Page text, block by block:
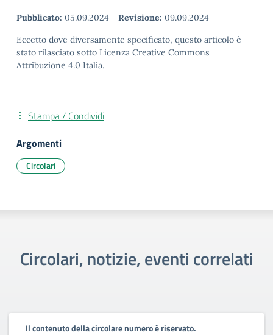
Pubblicato: 05.09.2024 - Revisione: 09.09.2024
Eccetto dove diversamente specificato, questo articolo è
stato rilasciato sotto Licenza Creative Commons
Attribuzione 4.0 Italia.
Stampa / Condividi
Argomenti
Circolari
Circolari, notizie, eventi correlati
Il contenuto della circolare numero è riservato.